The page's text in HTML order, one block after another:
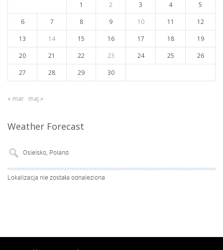
1
2 3 4
5
6
7 8 9 10 11
12
13
14 15 16 17 18
19
20
21 22 23 24 25
26
27
28 29 30
« mar maj »
Weather Forecast
Lokalizacja nie została odnaleziona